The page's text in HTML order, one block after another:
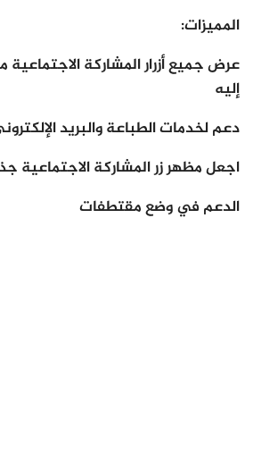
المميزات:
عرض جميع أزرار المشاركة
إليه
دعم لخدمات الطباعة والبريد
اجعل مظهر زر المشاركة الاجتماعية
الدعم في وضع مقتطفات